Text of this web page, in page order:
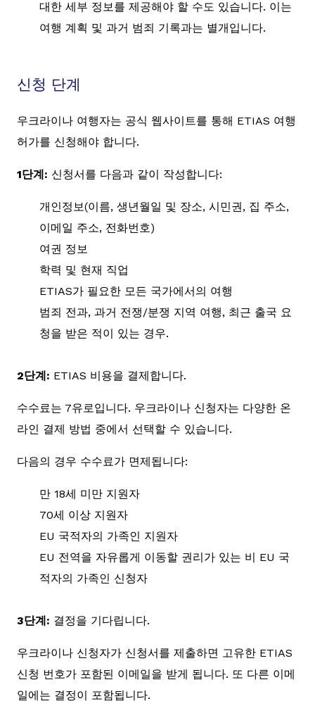
대한 세부 정보를 제공해야 할 수도 있습니다. 이는
여행 계획 및 과거 범죄 기록과는 별개입니다.
신청 단계
우크라이나 여행자는 공식 웹사이트를 통해 ETIAS 여행
허가를 신청해야 합니다.
1단계: 신청서를 다음과 같이 작성합니다:
개인정보(이름, 생년월일 및 장소, 시민권, 집 주소,
이메일 주소, 전화번호)
여권 정보
학력 및 현재 직업
ETIAS가 필요한 모든 국가에서의 여행
범죄 전과, 과거 전쟁/분쟁 지역 여행, 최근 출국 요
청을 받은 적이 있는 경우.
2단계: ETIAS 비용을 결제합니다.
수수료는 7유로입니다. 우크라이나 신청자는 다양한 온
라인 결제 방법 중에서 선택할 수 있습니다.
다음의 경우 수수료가 면제됩니다:
만 18세 미만 지원자
70세 이상 지원자
EU 국적자의 가족인 지원자
EU 전역을 자유롭게 이동할 권리가 있는 비 EU 국
적자의 가족인 신청자
3단계: 결정을 기다립니다.
우크라이나 신청자가 신청서를 제출하면 고유한 ETIAS
신청 번호가 포함된 이메일을 받게 됩니다. 또 다른 이메
일에는 결정이 포함됩니다.